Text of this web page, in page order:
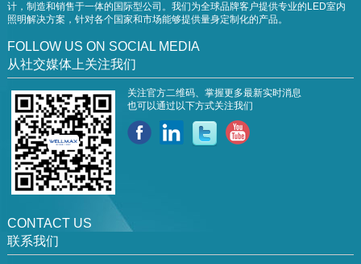
计，制造和销售于一体的国际型公司。我们为全球品牌客户提供专业的LED室内
照明解决方案，针对各个国家和市场能够提供量身定制化的产品。
FOLLOW US ON SOCIAL MEDIA
从社交媒体上关注我们
关注官方二维码、掌握更多最新实时消息
也可以通过以下方式关注我们
CONTACT US
联系我们